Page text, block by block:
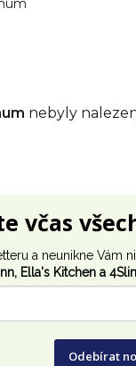
nebyly
včas
a neunikne Vám
, Ella's Kitchen a
Odebírat